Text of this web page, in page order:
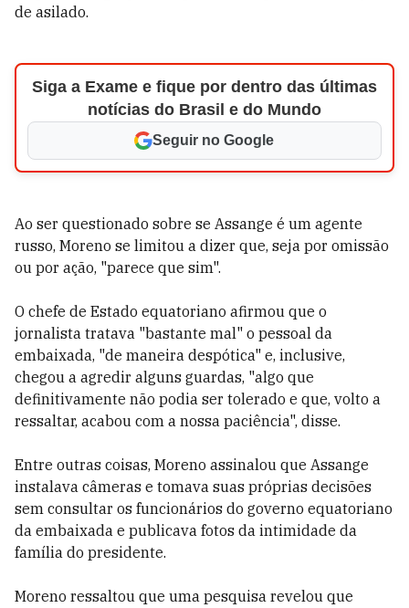
de asilado.
Siga a Exame e fique por dentro das últimas
notícias do Brasil e do Mundo
Seguir no Google
Ao ser questionado sobre se Assange é um agente
russo, Moreno se limitou a dizer que, seja por omissão
ou por ação, "parece que sim".
O chefe de Estado equatoriano afirmou que o
jornalista tratava "bastante mal" o pessoal da
embaixada, "de maneira despótica" e, inclusive,
chegou a agredir alguns guardas, "algo que
definitivamente não podia ser tolerado e que, volto a
ressaltar, acabou com a nossa paciência", disse.
Entre outras coisas, Moreno assinalou que Assange
instalava câmeras e tomava suas próprias decisões
sem consultar os funcionários do governo equatoriano
da embaixada e publicava fotos da intimidade da
família do presidente.
Moreno ressaltou que uma pesquisa revelou que